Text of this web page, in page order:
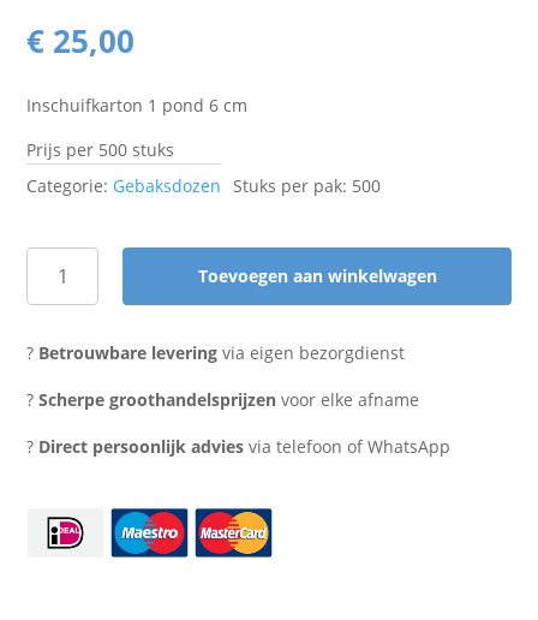
€ 25,00
Inschuifkarton 1 pond 6 cm
Prijs per 500 stuks
Categorie: Gebaksdozen Stuks per pak: 500
Inschuifkarton
pond
cm
Toevoegen aan winkelwagen
? Betrouwbare levering via eigen bezorgdienst
?Scherpe groothandelsprijzen voor elke afname
? Direct persoonlijk advies via telefoon of WhatsApp